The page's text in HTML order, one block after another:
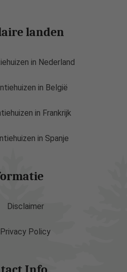
landen
in Nederland
in België
in Frankrijk
in Spanje
Disclaimer
Privacy Policy